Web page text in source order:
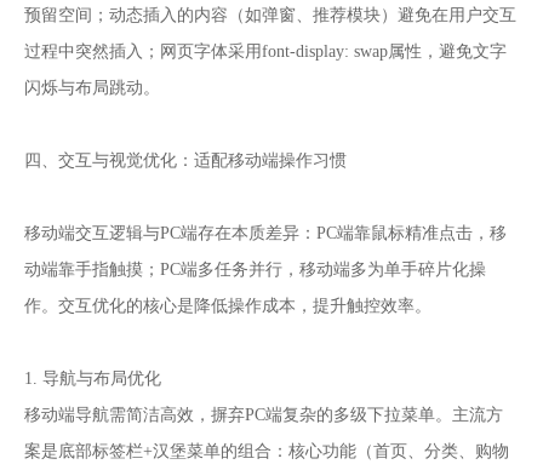
预留空间；动态插入的内容（如弹窗、推荐模块）避免在用户交互
过程中突然插入；网页字体采用font-display: swap属性，避免文字
闪烁与布局跳动。
四、交互与视觉优化：适配移动端操作习惯
移动端交互逻辑与PC端存在本质差异：PC端靠鼠标精准点击，移
动端靠手指触摸；PC端多任务并行，移动端多为单手碎片化操
作。交互优化的核心是降低操作成本，提升触控效率。
1. 导航与布局优化
移动端导航需简洁高效，摒弃PC端复杂的多级下拉菜单。主流方
案是底部标签栏+汉堡菜单的组合：核心功能（首页、分类、购物